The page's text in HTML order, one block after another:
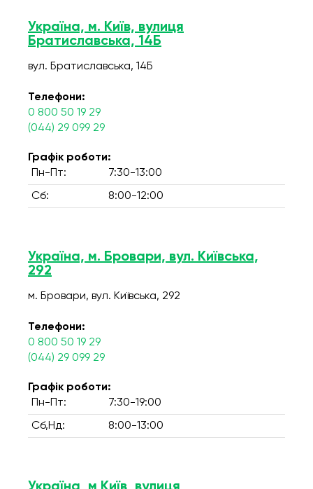
Україна, м. Київ, вулиця
Братиславська, 14Б
вул. Братиславська, 14Б
Телефони:
0 800 50 19 29
(044) 29 099 29
Графік роботи:
Пн-Пт:
7:30-13:00
Сб: 8:00-12:00
Україна, м. Бровари, вул. Київська,
292
м. Бровари, вул. Київська, 292
Телефони:
0 800 50 19 29
(044) 29 099 29
Графік роботи:
Пн-Пт:
7:30-19:00
Сб,Нд: 8:00-13:00